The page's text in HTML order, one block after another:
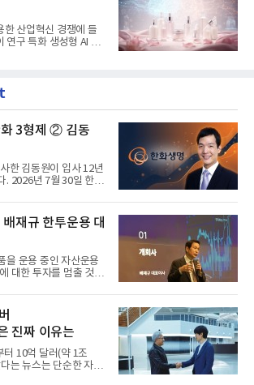
한 산업혁신 경쟁에 들
연구 특화 생성형 AI 플
3형제 ② 김동
계열 수장 등극
한 김동원이 입사 12년
. 2026년 7월 30일 한화
재규 한투운용 대
투자 지금이라도
을 운용 중인 자산운용
대한 투자를 멈출 것을
진짜 이유는
터 10억 달러(약 1조
는 뉴스는 단순한 자금